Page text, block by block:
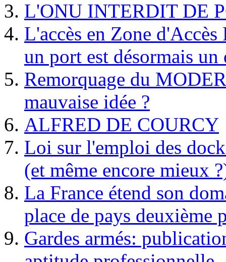
L'ONU INTERDIT DE
L'accès en Zone
un port est désormais un
Remorquage du
mauvaise idée ?
ALFRED DE COURCY
Loi sur l'emploi des
(et même encore mieux
La France étend son
place de pays deuxième
Gardes armés: